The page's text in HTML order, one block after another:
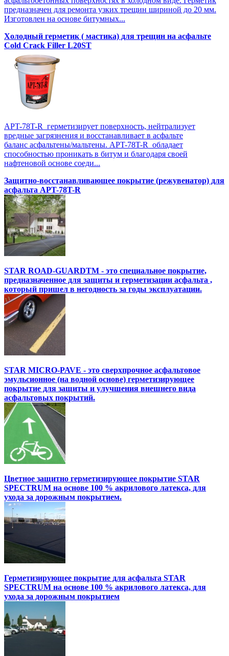
предназначен для ремонта узких трещин шириной до 20 мм.
Изготовлен на основе битумных...
Холодный герметик ( мастика) для трещин на асфальте
Cold Crack Filler L20SТ
APT-78T-R герметизирует поверхность, нейтрализует
вредные загрязнения и восстанавливает в асфальте
баланс асфальтены/мальтены. APT-78T-R обладает
способностью проникать в битум и благодаря своей
нафтеновой основе соеди...
Защитно-восстанавливающее покрытие (режувенатор) для
асфальта APT-78T-R
STAR ROAD-GUARDTM - это специальное покрытие,
предназначенное для защиты и герметизации асфальта ,
который пришел в негодность за годы эксплуатации.
STAR MICRO-PAVE - это сверхпрочное асфальтовое
эмульсионное (на водной основе) герметизирующее
покрытие для защиты и улучшения внешнего вида
асфальтовых покрытий.
Цветное защитно герметизирующее покрытие STAR
SPECTRUM на основе 100 % акрилового латекса, для
ухода за дорожным покрытием.
Герметизирующее покрытие для асфальта STAR
SPECTRUM на основе 100 % акрилового латекса, для
ухода за дорожным покрытием